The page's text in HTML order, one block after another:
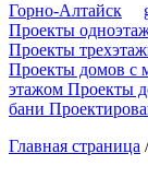
Горно-Алтайск
Проекты
Проекты
Проекты домов с
этажом Проекты
бани
Главная страница /